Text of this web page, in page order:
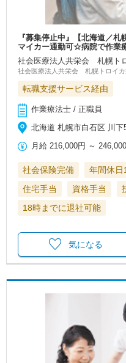
『募集停止中』【北海道／
マイカー通勤可☆病院で作業
社会医療法人共栄会 札幌ト
社会医療法人共栄会 札幌トロイ
転職支援サービス経由
作業療法士 / 正職員
北海道 札幌市白石区 川下
月給 216,000円 ～
社会保険完備 年間休日
住宅手当
資格手当
18時までに退社可能
気になる